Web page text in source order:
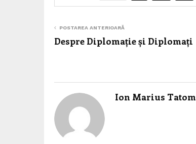
POSTAREA ANTERIOARĂ
Despre Diplomație și Diplomați
Ion Marius